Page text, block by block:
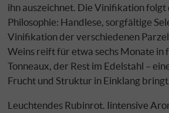
ihn auszeichnet. Die Vinifikation folgt
Philosophie: Handlese, sorgfältige
Vinifikation der verschiedenen
Weins reift für etwa sechs Monate in
Tonneaux, der Rest im Edelstahl –
Frucht und Struktur in Einklang
Leuchtendes Rubinrot. Iintensive